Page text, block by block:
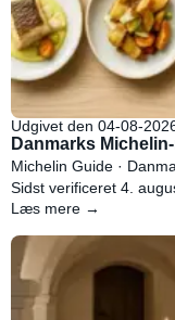
Udgivet den 04-08-
Danmarks
Michelin Guide ·
Sidst verificeret 4.
Læs mere →